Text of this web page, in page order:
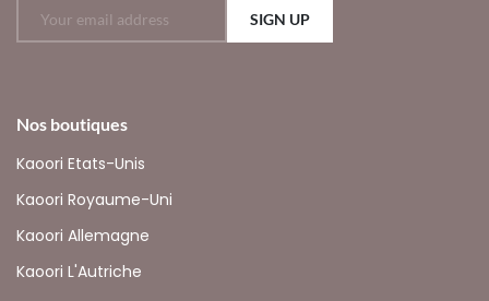
SIGN UP
Nos boutiques
Kaoori Etats-Unis
Kaoori Royaume-Uni
Kaoori Allemagne
Kaoori L'Autriche